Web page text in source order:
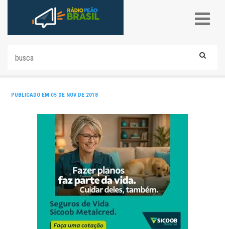
PUBLICADO EM 05 DE NOV DE 2018